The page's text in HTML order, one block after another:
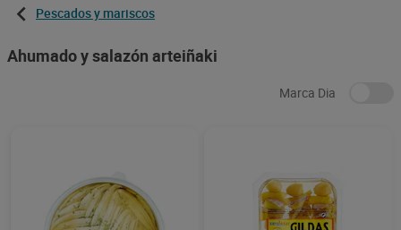
Pescados y mariscos
Ahumado y salazón arteiñaki
Marca Dia